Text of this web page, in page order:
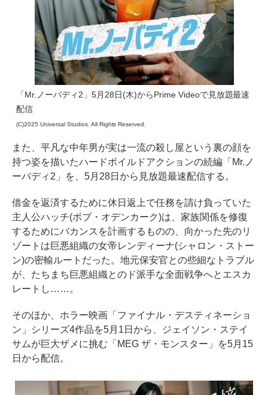
「Mr.ノーバディ2」5月28日(木)からPrime Videoで見放題最速
配信
(C)2025 Universal Studios. All Rights Reserved.
また、平凡な中年男が実は一流の殺し屋という裏の顔を
持つ姿を描いたハードボイルドアクションの続編「Mr.ノ
ーバディ2」を、5月28日から見放題最速配信する。
借金を返済するために休日返上で任務を請け負っていた
主人公ハッチ(ボブ・オデンカーク)は、家族関係を修復
するためにバカンスを計画するものの、向かった先のリ
ゾートは巨悪組織の女帝レンディーナ(シャロン・ストー
ン)の密輸ルートだった。地元保安官との些細なトラブル
が、たちまち巨悪組織とのド派手な全面戦争へとエスカ
レートし……。
そのほか、ホラー映画「ファイナル・デスティネーショ
ン」シリーズ4作品を5月1日から、ジェイソン・ステイ
サムが巨大ザメに挑む「MEG ザ・モンスター」を5月15
日から配信。